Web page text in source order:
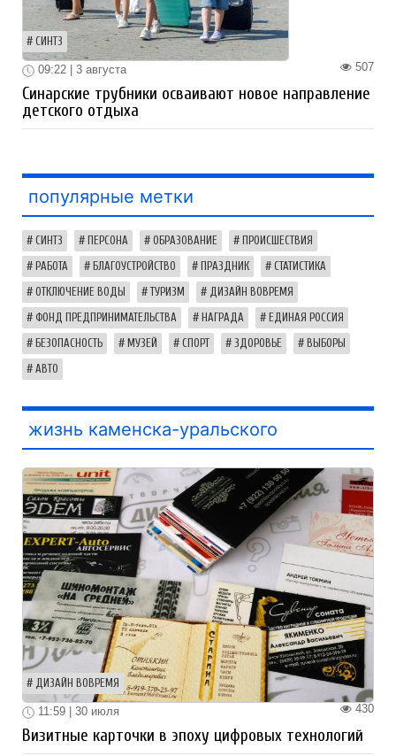
СИНТЗ
507
09:22 | 3 августа
Синарские трубники осваивают новое направление
детского отдыха
популярные метки
СИНТЗ ПЕРСОНА ОБРАЗОВАНИЕ ПРОИСШЕСТВИЯ
РАБОТА БЛАГОУСТРОЙСТВО ПРАЗДНИК СТАТИСТИКА
ОТКЛЮЧЕНИЕ ВОДЫ ТУРИЗМ ДИЗАЙН ВОВРЕМЯ
ФОНД ПРЕДПРИНИМАТЕЛЬСТВА НАГРАДА ЕДИНАЯ РОССИЯ
БЕЗОПАСНОСТЬ МУЗЕЙ СПОРТ ЗДОРОВЬЕ ВЫБОРЫ
АВТО
жизнь каменска-уральского
ДИЗАЙН ВОВРЕМЯ
430
11:59 | 30 июля
Визитные карточки в эпоху цифровых технологий